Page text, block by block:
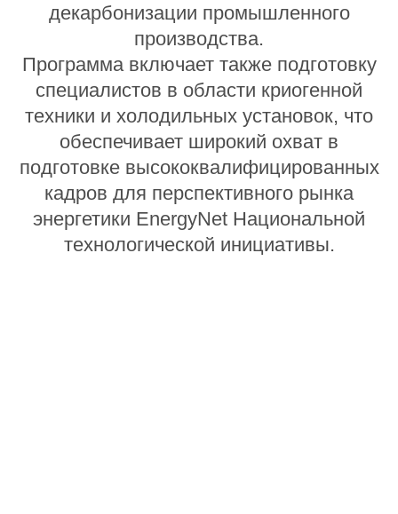
декарбонизации промышленного
производства.
Программа включает также подготовку
специалистов в области криогенной
техники и холодильных установок, что
обеспечивает широкий охват в
подготовке высококвалифицированных
кадров для перспективного рынка
энергетики EnergyNet Национальной
технологической инициативы.